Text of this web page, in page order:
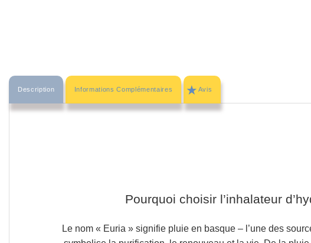
Description Informations Complémentaires Avis
Pourquoi choisir l’inhalateur
Le nom « Euria » signifie pluie en basque – l’une des